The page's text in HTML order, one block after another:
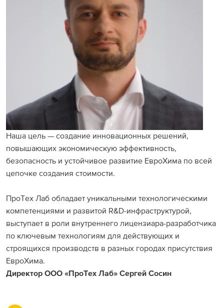
Раскрытие информации
Наша цель — создание инновационных решений,
повышающих экономическую эффективность,
безопасность и устойчивое развитие ЕвроХима по всей
цепочке создания стоимости.
ПроТех Лаб обладает уникальными технологическими
компетенциями и развитой R&D-инфраструктурой,
выступает в роли внутреннего лицензиара-разработчика
по ключевым технологиям для действующих и
строящихся производств в разных городах присутствия
ЕвроХима.
Директор ООО «ПроТех Лаб» Сергей Сосин